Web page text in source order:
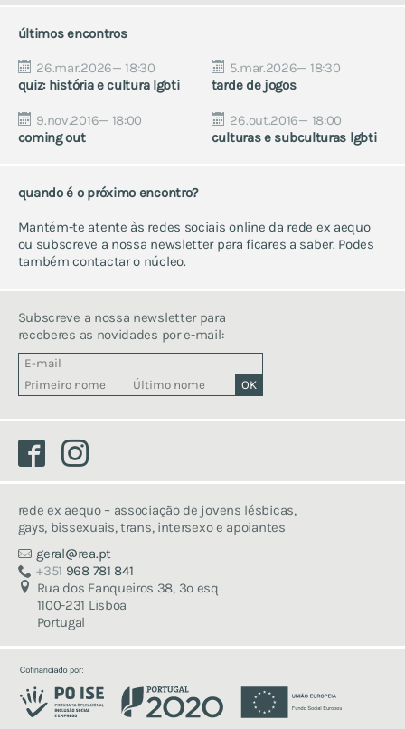
últimos encontros
26.mar.2026— 18:30
quiz: história e cultura lgbti
5.mar.2026— 18:30
tarde de jogos
9.nov.2016— 18:00
coming out
26.out.2016— 18:00
culturas e subculturas lgbti
quando é o próximo encontro?
Mantém-te atente às redes sociais online da rede ex aequo
ou subscreve a nossa newsletter para ficares a saber. Podes
também contactar o núcleo.
Facebook
rede ex aequo – associação de jovens lésbicas,
gays, bissexuais, trans, intersexo e apoiantes
geral
rea.pt
+351 968 781 841
Rua dos Fanqueiros 38, 3º esq
1100-231 Lisboa
Portugal
Subscreve a nossa newsletter para
receberes as novidades por e-mail: